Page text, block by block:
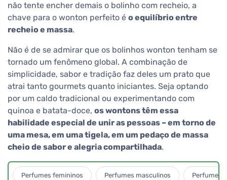
não tente encher demais o bolinho com recheio, a
chave para o wonton perfeito é o equilíbrio entre
recheio e massa.
Não é de se admirar que os bolinhos wonton tenham se
tornado um fenômeno global. A combinação de
simplicidade, sabor e tradição faz deles um prato que
atrai tanto gourmets quanto iniciantes. Seja optando
por um caldo tradicional ou experimentando com
quinoa e batata-doce, os wontons têm essa
habilidade especial de unir as pessoas – em torno de
uma mesa, em uma tigela, em um pedaço de massa
cheio de sabor e alegria compartilhada.
Perfumes femininos Perfumes masculinos Perfumes